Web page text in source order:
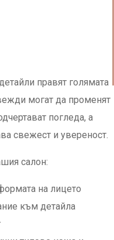
правят голямата
могат да променят
погледа, а
свежест и увереност.
салон:
на лицето
към детайла